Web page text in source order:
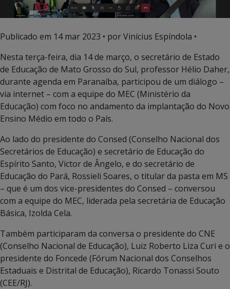
Publicado em 14 mar 2023 • por Vinícius Espíndola •
Nesta terça-feira, dia 14 de março, o secretário de Estado
de Educação de Mato Grosso do Sul, professor Hélio Daher,
durante agenda em Paranaíba, participou de um diálogo –
via internet – com a equipe do MEC (Ministério da
Educação) com foco no andamento da implantação do Novo
Ensino Médio em todo o País.
Ao lado do presidente do Consed (Conselho Nacional dos
Secretários de Educação) e secretário de Educação do
Espírito Santo, Victor de Ângelo, e do secretário de
Educação do Pará, Rossieli Soares, o titular da pasta em MS
– que é um dos vice-presidentes do Consed – conversou
com a equipe do MEC, liderada pela secretária de Educação
Básica, Izolda Cela.
Também participaram da conversa o presidente do CNE
(Conselho Nacional de Educação), Luiz Roberto Liza Curi e o
presidente do Foncede (Fórum Nacional dos Conselhos
Estaduais e Distrital de Educação), Ricardo Tonassi Souto
(CEE/RJ).